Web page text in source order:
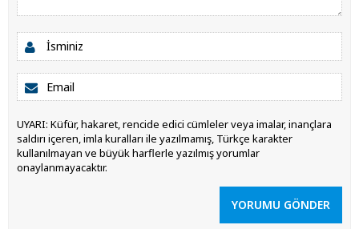
UYARI: Küfür, hakaret, rencide edici cümleler veya imalar, inançlara
saldırı içeren, imla kuralları ile yazılmamış, Türkçe karakter
kullanılmayan ve büyük harflerle yazılmış yorumlar
onaylanmayacaktır.
YORUMU GÖNDER